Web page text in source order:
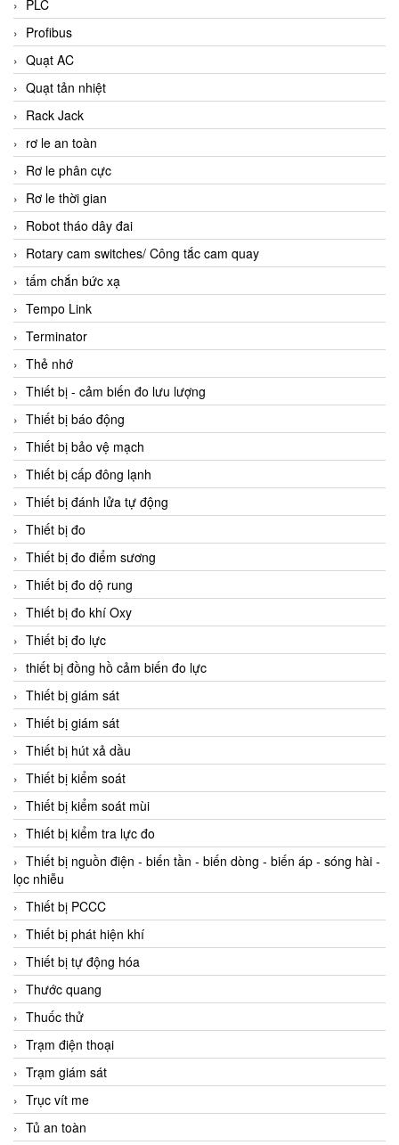
PLC
Profibus
Quạt AC
Quạt tản nhiệt
Rack Jack
rơ le an toàn
Rơ le phân cực
Rơ le thời gian
Robot tháo dây đai
Rotary cam switches/ Công tắc cam quay
tấm chắn bức xạ
Tempo Link
Terminator
Thẻ nhớ
Thiết bị - cảm biến đo lưu lượng
Thiết bị báo động
Thiết bị bảo vệ mạch
Thiết bị cấp đông lạnh
Thiết bị đánh lửa tự động
Thiết bị đo
Thiết bị đo điểm sương
Thiết bị đo dộ rung
Thiết bị đo khí Oxy
Thiết bị đo lực
thiết bị đồng hồ cảm biến đo lực
Thiết bị giám sát
Thiết bị giám sát
Thiết bị hút xả dầu
Thiết bị kiểm soát
Thiết bị kiểm soát mùi
Thiết bị kiểm tra lực đo
Thiết bị nguồn điện - biến tần - biến dòng - biến áp - sóng hài -
lọc nhiễu
Thiết bị PCCC
Thiết bị phát hiện khí
Thiết bị tự động hóa
Thước quang
Thuốc thử
Trạm điện thoại
Trạm giám sát
Trục vít me
Tủ an toàn